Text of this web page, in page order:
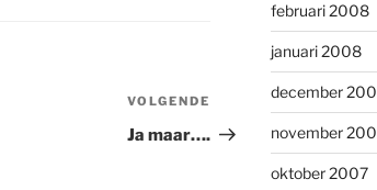
Volgend
bericht
VOLGENDE
Ja maar….
februari 2008
januari 2008
december
november
oktober 2007